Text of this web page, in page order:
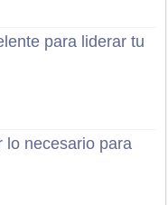
para liderar tu
lo necesario para